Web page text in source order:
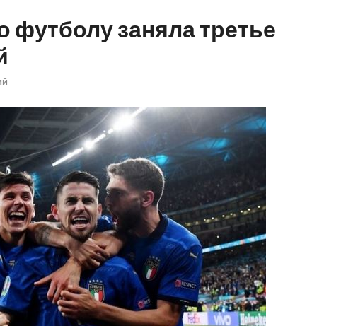
футболу заняла третье